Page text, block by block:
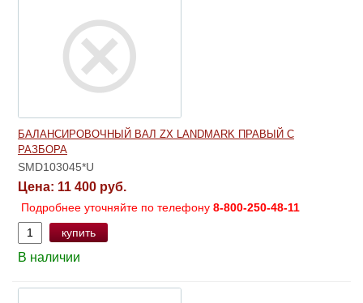
БАЛАНСИРОВОЧНЫЙ ВАЛ ZX LANDMARK ПРАВЫЙ С
РАЗБОРА
SMD103045*U
Цена: 11 400 руб.
Подробнее уточняйте по телефону 8-800-250-48-11
купить
В наличии